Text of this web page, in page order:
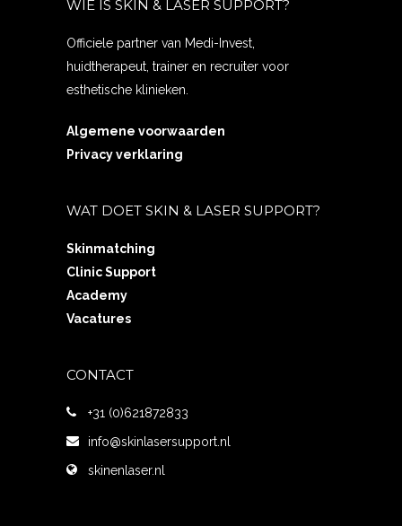
WIE IS SKIN & LASER SUPPORT?
Officiele partner van Medi-Invest,
huidtherapeut, trainer en recruiter voor
esthetische klinieken.
Algemene voorwaarden
Privacy verklaring
WAT DOET SKIN & LASER SUPPORT?
Skinmatching
Clinic Support
Academy
Vacatures
CONTACT
+31 (0)621872833
info@skinlasersupport.nl
skinenlaser.nl